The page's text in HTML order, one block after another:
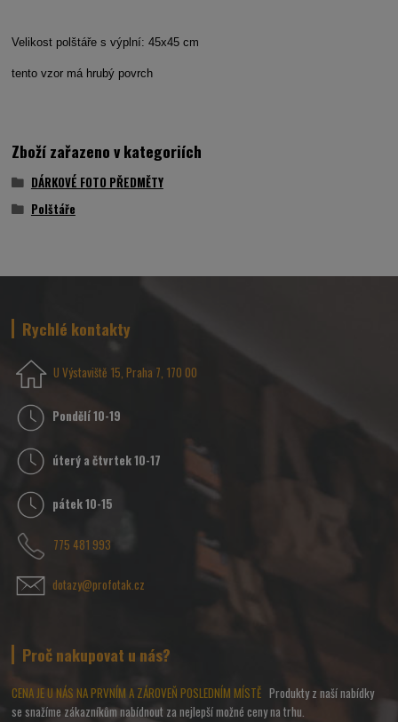
Velikost polštáře s výplní: 45x45 cm
tento vzor má hrubý povrch
Zboží zařazeno v kategoriích
DÁRKOVÉ FOTO PŘEDMĚTY
Polštáře
Rychlé kontakty
U Výstaviště 15, Praha 7, 170 00
Pondělí 10-19
úterý a čtvrtek 10-17
pátek 10-15
775 481 993
dotazy@profotak.cz
Proč nakupovat u nás?
CENA JE U NÁS NA PRVNÍM A ZÁROVEŇ POSLEDNÍM MÍSTĚ Produkty z naší nabídky
se snažíme zákazníkům nabídnout za nejlepší možné ceny na trhu.